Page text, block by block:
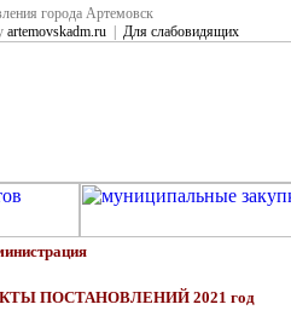
города Артемовск
artemovskadm.ru Для слабовидящих
ПОСТАНОВЛЕНИЙ 2021 год